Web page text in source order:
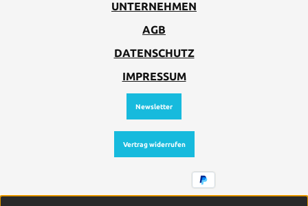
UNTERNEHMEN
AGB
DATENSCHUTZ
IMPRESSUM
Newsletter
Vertrag widerrufen